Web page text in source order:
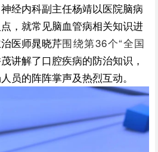
神经内科副主任杨靖以医院脑病
，就常见脑血管病相关知识进
医师晁晓芹围绕第36个“全国
讲解了口腔疾病的防治知识，
员的阵阵掌声及热烈互动。